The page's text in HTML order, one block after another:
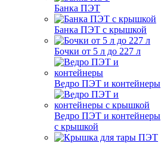
Банка ПЭТ
Банка ПЭТ с крышкой
Бочки от 5 л до 227 л
Ведро ПЭТ и контейнеры
Ведро ПЭТ и контейнеры
с крышкой